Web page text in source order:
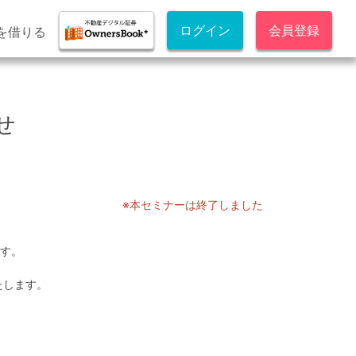
借りる ログイン 会員登録
※本セミナーは終了しました
。
ます。